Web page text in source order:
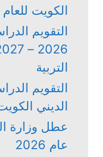
الكويت للعام 2027/2026
التقويم
التربية
التقويم
الديني الكويت 2026/
عطل وزارة
عام 2026